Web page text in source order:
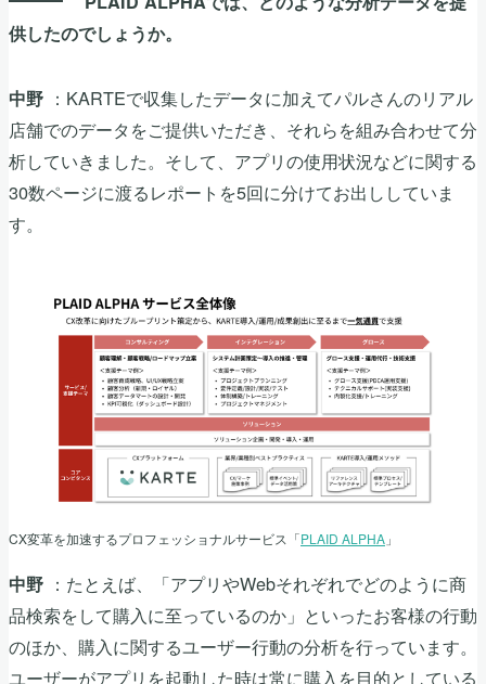
供したのでしょうか。
中野 ：KARTEで収集したデータに加えてパルさんのリアル
店舗でのデータをご提供いただき、それらを組み合わせて分
析していきました。そして、アプリの使用状況などに関する
30数ページに渡るレポートを5回に分けてお出ししていま
す。
CX変革を加速するプロフェッショナルサービス「PLAID ALPHA 」
中野 ：たとえば、「アプリやWebそれぞれでどのように商
品検索をして購入に至っているのか」といったお客様の行動
のほか、購入に関するユーザー行動の分析を行っています。
ユーザーがアプリを起動した時は常に購入を目的としている